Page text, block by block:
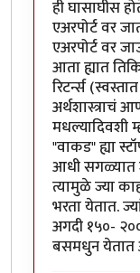
ही घासाघीस
एअरपोर्ट वर
एअरपोर्ट वर
आता ह्यात
रिटर्न्स
अर्थशास्त्राचं
मधल्यादिवशी
"वाकड" ह्या
आधी सगळ्यात
त्यामुळे ज्या
भरता येतात.
अगदी १५०-
बसमधुन